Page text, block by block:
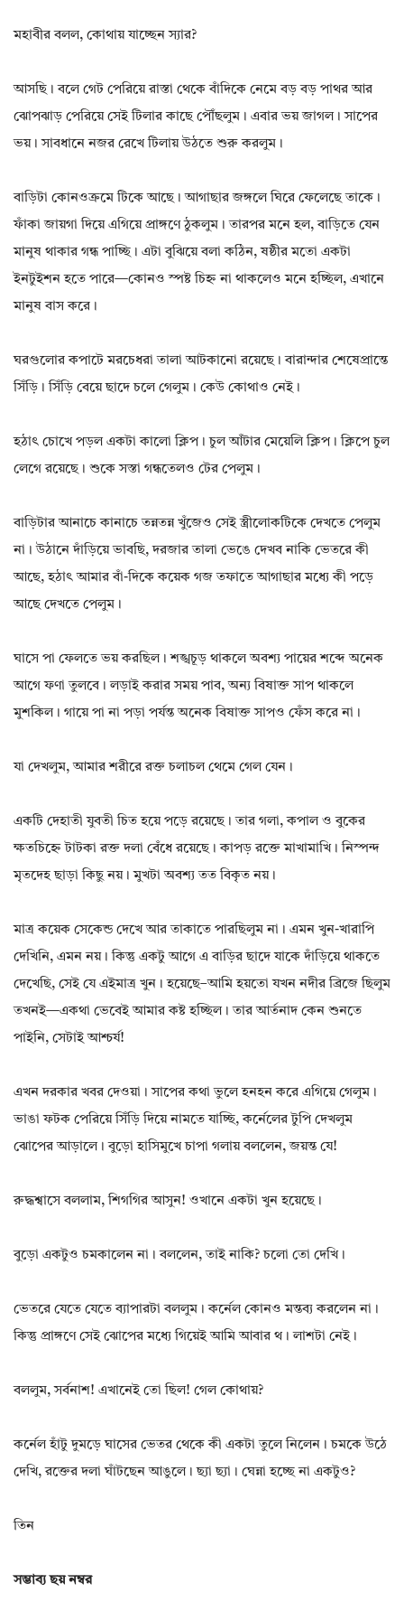
মহাবীর বলল, কোথায় যাচ্ছেন স্যার?
আসছি। বলে গেট পেরিয়ে রাস্তা থেকে বাঁদিকে নেমে বড় বড় পাথর আর
ঝোপঝাড় পেরিয়ে সেই টিলার কাছে পৌঁছলুম। এবার ভয় জাগল। সাপের
ভয়। সাবধানে নজর রেখে টিলায় উঠতে শুরু করলুম।
বাড়িটা কোনওক্রমে টিকে আছে। আগাছার জঙ্গলে ঘিরে ফেলেছে তাকে।
ফাঁকা জায়গা দিয়ে এগিয়ে প্রাঙ্গণে ঠুকলুম। তারপর মনে হল, বাড়িতে যেন
মানুষ থাকার গন্ধ পাচ্ছি। এটা বুঝিয়ে বলা কঠিন, ষষ্ঠীর মতো একটা
ইনটুইশন হতে পারে—কোনও স্পষ্ট চিহ্ন না থাকলেও মনে হচ্ছিল, এখানে
মানুষ বাস করে।
ঘরগুলোর কপাটে মরচেধরা তালা আটকানো রয়েছে। বারান্দার শেষেপ্রান্তে
সিঁড়ি। সিঁড়ি বেয়ে ছাদে চলে গেলুম। কেউ কোথাও নেই।
হঠাৎ চোখে পড়ল একটা কালো ক্লিপ। চুল আঁটার মেয়েলি ক্লিপ। ক্লিপে চুল
লেগে রয়েছে। শুকে সস্তা গন্ধতেলও টের পেলুম।
বাড়িটার আনাচে কানাচে তন্নতন্ন খুঁজেও সেই স্ত্রীলোকটিকে দেখতে পেলুম
না। উঠানে দাঁড়িয়ে ভাবছি, দরজার তালা ভেঙে দেখব নাকি ভেতরে কী
আছে, হঠাৎ আমার বাঁ-দিকে কয়েক গজ তফাতে আগাছার মধ্যে কী পড়ে
আছে দেখতে পেলুম।
ঘাসে পা ফেলতে ভয় করছিল। শঙ্খচূড় থাকলে অবশ্য পায়ের শব্দে অনেক
আগে ফণা তুলবে। লড়াই করার সময় পাব, অন্য বিষাক্ত সাপ থাকলে
মুশকিল। গায়ে পা না পড়া পর্যন্ত অনেক বিষাক্ত সাপও ফেঁস করে না।
যা দেখলুম, আমার শরীরে রক্ত চলাচল থেমে গেল যেন।
একটি দেহাতী যুবতী চিত হয়ে পড়ে রয়েছে। তার গলা, কপাল ও বুকের
ক্ষতচিহ্নে টাটকা রক্ত দলা বেঁধে রয়েছে। কাপড় রক্তে মাখামাখি। নিস্পন্দ
মৃতদেহ ছাড়া কিছু নয়। মুখটা অবশ্য তত বিকৃত নয়।
মাত্র কয়েক সেকেন্ড দেখে আর তাকাতে পারছিলুম না। এমন খুন-খারাপি
দেখিনি, এমন নয়। কিন্তু একটু আগে এ বাড়ির ছাদে যাকে দাঁড়িয়ে থাকতে
দেখেছি, সেই যে এইমাত্র খুন। হয়েছে–আমি হয়তো যখন নদীর ব্রিজে ছিলুম
তখনই—একথা ভেবেই আমার কষ্ট হচ্ছিল। তার আর্তনাদ কেন শুনতে
পাইনি, সেটাই আশ্চর্য!
এখন দরকার খবর দেওয়া। সাপের কথা ভুলে হনহন করে এগিয়ে গেলুম।
ভাঙা ফটক পেরিয়ে সিঁড়ি দিয়ে নামতে যাচ্ছি, কর্নেলের টুপি দেখলুম
ঝোপের আড়ালে। বুড়ো হাসিমুখে চাপা গলায় বললেন, জয়ন্ত যে!
রুদ্ধশ্বাসে বললাম, শিগগির আসুন! ওখানে একটা খুন হয়েছে।
বুড়ো একটুও চমকালেন না। বললেন, তাই নাকি? চলো তো দেখি।
ভেতরে যেতে যেতে ব্যাপারটা বললুম। কর্নেল কোনও মন্তব্য করলেন না।
কিন্তু প্রাঙ্গণে সেই ঝোপের মধ্যে গিয়েই আমি আবার থ। লাশটা নেই।
বললুম, সর্বনাশ! এখানেই তো ছিল! গেল কোথায়?
কর্নেল হাঁটু দুমড়ে ঘাসের ভেতর থেকে কী একটা তুলে নিলেন। চমকে উঠে
দেখি, রক্তের দলা ঘাঁটছেন আঙুলে। ছ্যা ছ্যা। ঘেন্না হচ্ছে না একটুও?
তিন
সম্ভাব্য ছয় নম্বর